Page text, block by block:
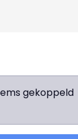
gekoppeld